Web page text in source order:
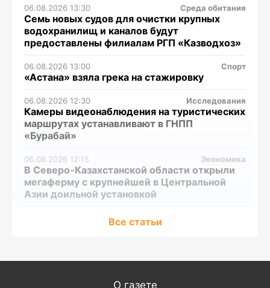
06.08.2026 13:30 Среда обитания
Семь новых судов для очистки крупных
водохранилищ и каналов будут
предоставлены филиалам РГП «Казводхоз»
06.08.2026 13:00 Спорт
«Астана» взяла грека на стажировку
06.08.2026 12:30 Исследования
Камеры видеонаблюдения на туристических
маршрутах устанавливают в ГНПП
«Бурабай»
06.08.2026 12:15 Экономика
В Северо-Казахстанской области открыли
мегаферму с крупнейшей в Центральной
Азии доильной установкой
Как сыграли клубы казахстанских игроков
05.08.2026 14:00 Спорт
Все статьи
О газете